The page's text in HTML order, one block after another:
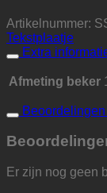
Artikelnummer:
Tekstplaatje
Extra
Afmeting beker
Er zijn nog geen